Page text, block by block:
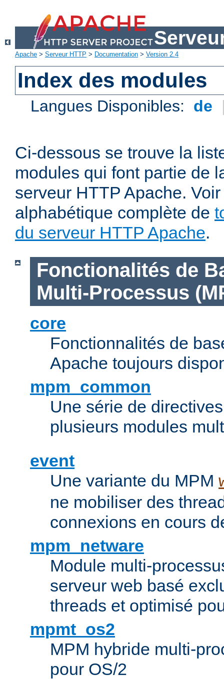
Apache > Serveur HTTP > Documentation > Version 2.4
Index des modules
Langues Disponibles: de
Ci-dessous se trouve la
modules qui font partie de
serveur HTTP Apache.
alphabétique complète de
du serveur HTTP Apache.
Fonctionalités de
Multi-Processus
core
Fonctionnalités de
Apache toujours
mpm_common
Une série de
plusieurs modules
event
Une variante du MPM
ne mobiliser des
connexions en cours
mpm_netware
Module multi-
serveur web basé
threads et optimisé
mpmt_os2
MPM hybride multi-
pour OS/2